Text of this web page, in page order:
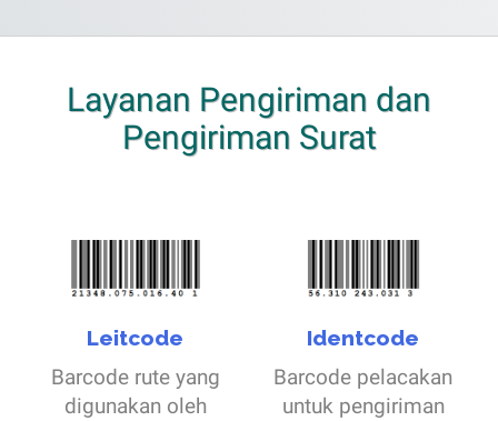
Layanan Pengiriman dan
Pengiriman Surat
Leitcode
Barcode rute yang
digunakan oleh
Identcode
Barcode pelacakan
untuk pengiriman